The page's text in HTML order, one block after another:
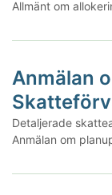
Allmänt om
Anmälan
Detaljerade
Anmälan om